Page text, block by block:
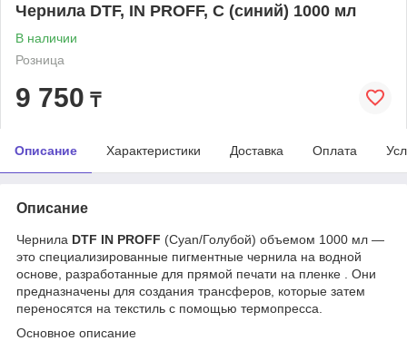
Чернила DTF, IN PROFF, C (синий) 1000 мл
В наличии
Розница
9 750 ₸
Описание Характеристики Доставка Оплата
Описание
Чернила DTF IN PROFF (Cyan/Голубой) объемом 1000 мл —
это специализированные пигментные чернила на водной
основе, разработанные для прямой печати на пленке . Они
предназначены для создания трансферов, которые затем
переносятся на текстиль с помощью термопресса.
Основное описание